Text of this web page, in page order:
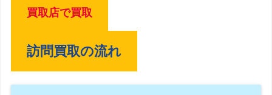
買取店で買取
訪問買取の流れ